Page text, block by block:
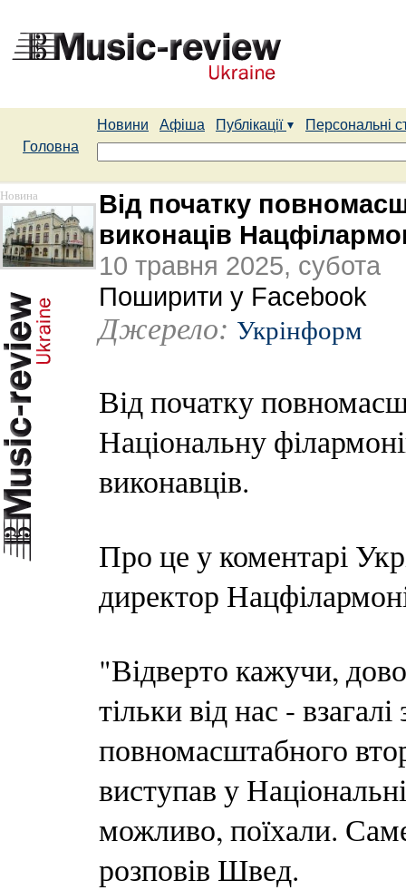
Новини Афіша Публікації
Персональні
Головна
Новина
Від початку
виконаців
10 травня 2025, субота
Поширити у Facebook
Джерело: Укрінформ
Від початку
Національну
виконавців.
Про це у коментарі
директор
"Відверто кажучи,
тільки від нас -
повномасштабного
виступав у
можливо, поїхали.
розповів Швед.